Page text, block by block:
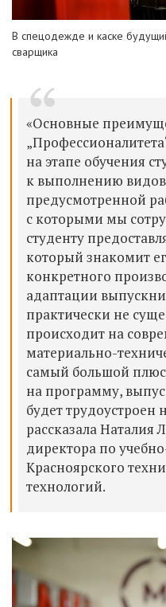
В спецодежде и каске
сварщика
«Основные
на этапе обучения
к выполнению видов
предусмотренной
с которыми мы
студенту
который знакомит
конкретного
адаптации
практически не
происходит на
материально-
самый большой
на программу,
будет трудоустроен
рассказала Наталия
директора по
Красноярского
технологий.